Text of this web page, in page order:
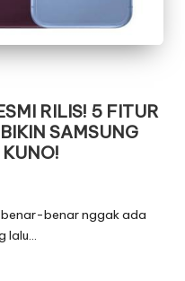
RILIS! 5 FITUR
SAMSUNG
benar nggak ada
lalu…